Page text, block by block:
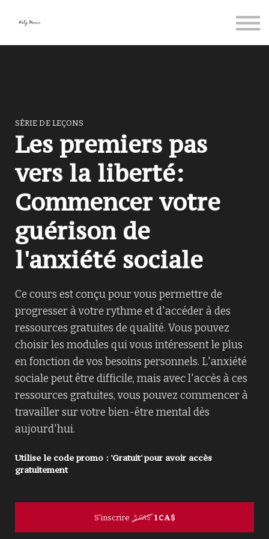
Anglais
SÉRIE DE LEÇONS
Les premiers pas
vers la liberté:
Commencer votre
guérison de
l'anxiété sociale
Ce cours est conçu pour vous permettre de
progresser à votre rythme et d'accéder à des
ressources gratuites de qualité. Vous pouvez
choisir les modules qui vous intéressent le plus
en fonction de vos besoins personnels. L'anxiété
sociale peut être difficile, mais avec l'accès à ces
ressources gratuites, vous pouvez commencer à
travailler sur votre bien-être mental dès
aujourd'hui.
Utilise le code promo : 'Gratuit' pour avoir accès
gratuitement
S'inscrire 5 CA$ 1 CA$